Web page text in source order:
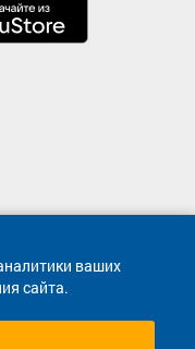
ваших
сайта.